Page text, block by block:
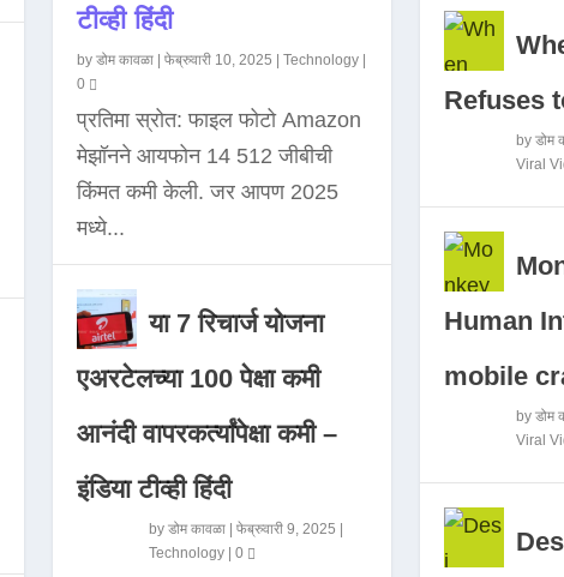
टीव्ही हिंदी
by डोम कावळा| फेब्रुवारी 10, 2025 | Technology|
0
प्रतिमा स्रोत: फाइल फोटो Amazon
मेझॉनने आयफोन 14 512 जीबीची
किंमत कमी केली. जर आपण 2025
मध्ये...
या 7 रिचार्ज योजना
एअरटेलच्या 100 पेक्षा कमी
आनंदी वापरकर्त्यांपेक्षा कमी –
इंडिया टीव्ही हिंदी
by डोम कावळा| फेब्रुवारी 9, 2025 |
Technology| 0
Refuses
by डोम
Viral
Human
mobile
by डोम
Viral